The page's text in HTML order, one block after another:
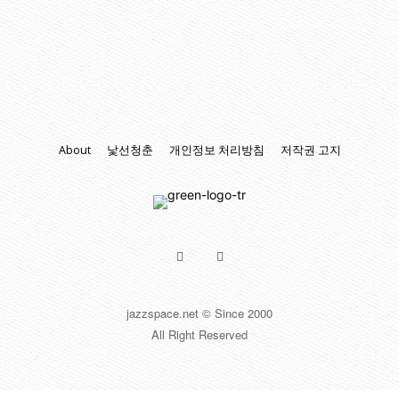
About 낯선청춘 개인정보 처리방침 저작권 고지
jazzspace.net © Since 2000
All Right Reserved